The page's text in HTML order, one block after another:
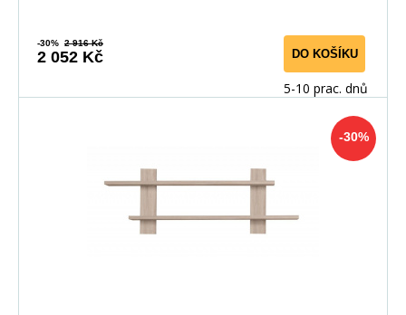
-30% 2 916 Kč
2 052 Kč DO KOŠÍKU
5-10 prac. dnů
-30%